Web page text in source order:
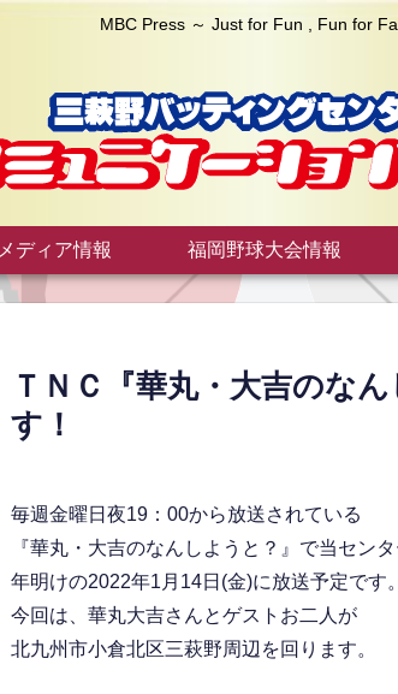
MBC Press ～ Just for Fun , Fun for
メディア情報 福岡野球大会情報
ＴＮＣ『華丸・大吉のな
す！
毎週金曜日夜19：00から放送されている
『華丸・大吉のなんしようと？』で当セン
年明けの2022年1月14日(金)に放送予定です。
今回は、華丸大吉さんとゲストお二人が
北九州市小倉北区三萩野周辺を回ります。